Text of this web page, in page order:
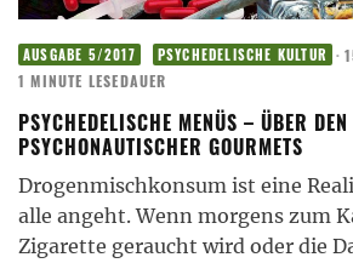
AUSGABE 5/2017 PSYCHEDELISCHE KULTUR ·
1 MINUTE LESEDAUER
PSYCHEDELISCHE MENÜS – ÜBER
PSYCHONAUTISCHER GOURMETS
Drogenmischkonsum ist eine
alle angeht. Wenn morgens zum
Zigarette geraucht wird oder die